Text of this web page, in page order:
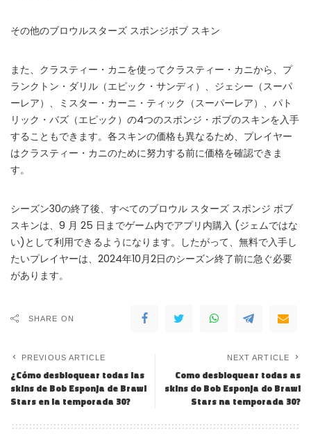
その他のブロウルスターズ スポンジボブ スキン
また、クラスティー・カニを使ってクラスティー・カニから、プ
ランクトン・ダリル（エピック・サンディ）、ジェシー（スーパ
ーレア）、ミスター・カーニ・ティック（スーパーレア）、パト
リック・バズ（エピック）の4つのスポンジ・ボブのスキンを入手
することもできます。各スキンの価格も異なるため、プレイヤー
はクラスティー・カニのために努力する前に価格を確認できま
す。
シーズン30の終了後、すべてのブロウル スターズ スポンジ ボブ
スキンは、9 月 25 日までゲーム内でアプリ内購入 (ジェムではな
い)として利用できるようになります。したがって、無料で入手し
たいプレイヤーは、2024年10月2日のシーズン終了前に急ぐ必要
があります。
SHARE ON
PREVIOUS ARTICLE
¿Cómo desbloquear todas las
skins de Bob Esponja de Brawl
Stars en la temporada 30?
NEXT ARTICLE
Como desbloquear todas as
skins do Bob Esponja do Brawl
Stars na temporada 30?